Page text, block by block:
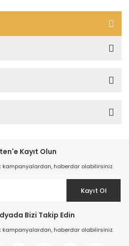
Kayıt Olun
kampanyalardan, haberdar olabilirsiniz.
Kayıt Ol
Bizi Takip Edin
kampanyalardan, haberdar olabilirsiniz.